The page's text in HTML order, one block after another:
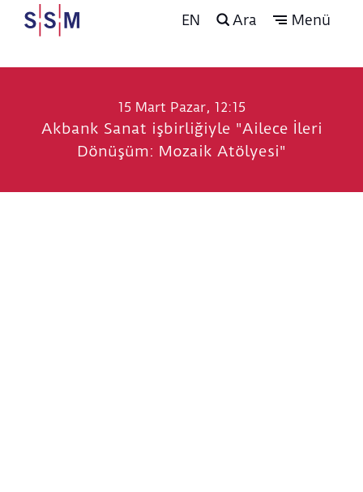
EN Ara Menü
15 Mart Pazar, 12:15
Akbank Sanat işbirliğiyle "Ailece İleri
Dönüşüm: Mozaik Atölyesi"